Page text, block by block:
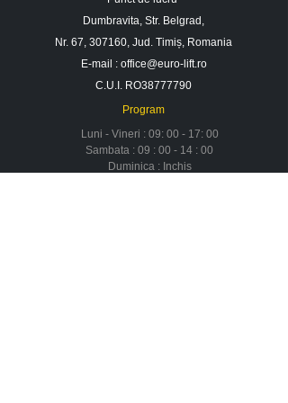
Dumbravita, Str. Belgrad,
Nr. 67, 307160, Jud. Timiș, Romania
E-mail : office@euro-lift.ro
C.U.I. RO38777790
Program
Luni - Vineri : 09: 00 - 17: 00
Sambata : 09 : 00 - 14 : 00
Duminica : Inchis